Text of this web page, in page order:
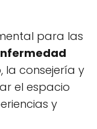
para las
la consejería y
el espacio
y